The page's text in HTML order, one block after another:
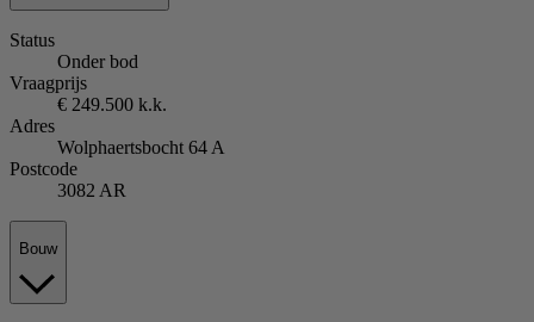
Status
Onder bod
Vraagprijs
€ 249.500 k.k.
Adres
Wolphaertsbocht 64 A
Postcode
3082 AR
Bouw